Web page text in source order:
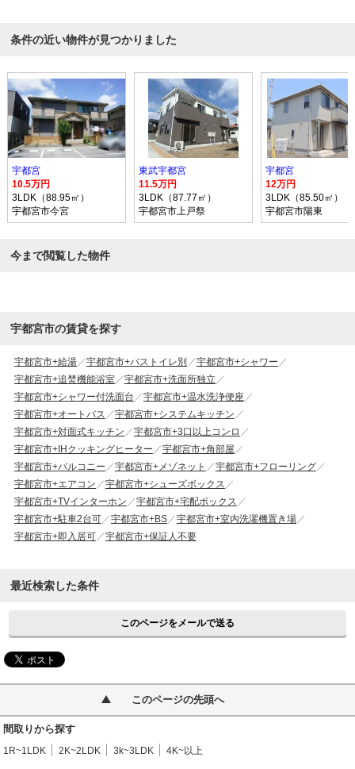
条件の近い物件が見つかりました
宇都宮
10.5万円
3LDK（88.95㎡）
宇都宮市今宮
東武宇都宮
11.5万円
3LDK（87.77㎡）
宇都宮市上戸祭
宇都宮
12万円
3LDK（85.50㎡）
宇都宮市陽東
今まで閲覧した物件
宇都宮市の賃貸を探す
宇都宮市+給湯 宇都宮市+バストイレ別
宇都宮市+シャワー
宇都宮市+追焚機能浴室
宇都宮市+洗面所独立
宇都宮市+シャワー付洗面台
宇都宮市+温水洗浄便座
宇都宮市+オートバス
宇都宮市+システムキッチン
宇都宮市+対面式キッチン
宇都宮市+3口以上コンロ
宇都宮市+IHクッキングヒーター
宇都宮市+角部屋
宇都宮市+バルコニー
宇都宮市+メゾネット
宇都宮市+フローリング
宇都宮市+エアコン
宇都宮市+シューズボックス
宇都宮市+TVインターホン
宇都宮市+宅配ボックス
宇都宮市+駐車2台可
宇都宮市+BS
宇都宮市+室内洗濯機置き場
宇都宮市+即入居可
宇都宮市+保証人不要
最近検索した条件
このページをメールで送る
このページの先頭へ
間取りから探す
1R~1LDK 2K~2LDK 3k~3LDK 4K~以上